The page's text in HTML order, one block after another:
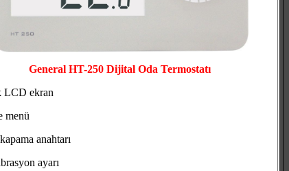
General HT-250 Dijital Oda Termostatı
LCD ekran
menü
anahtarı
ayarı